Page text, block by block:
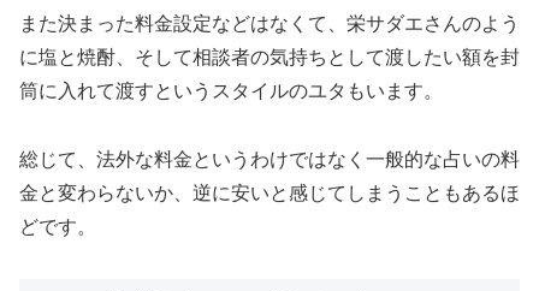
また決まった料金設定などはなくて、栄サダエさんのよう
に塩と焼酎、そして相談者の気持ちとして渡したい額を封
筒に入れて渡すというスタイルのユタもいます。
総じて、法外な料金というわけではなく一般的な占いの料
金と変わらないか、逆に安いと感じてしまうこともあるほ
どです。